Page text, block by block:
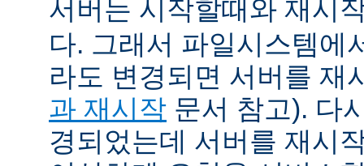
서버는 시작할때와 재시
다. 그래서 파일시스템에
라도 변경되면 서버를 재
과 재시작 문서 참고). 다
경되었는데 서버를 재시